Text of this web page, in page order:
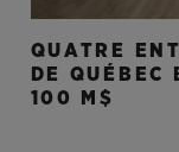
QUATRE
DE QUÉBEC
100 M$